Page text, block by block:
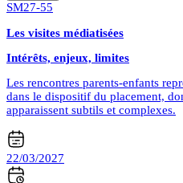
SM27-55
Les visites médiatisées
Intérêts, enjeux, limites
Les rencontres parents-enfants
dans le dispositif du placement,
apparaissent subtils et complexes.
22/03/2027